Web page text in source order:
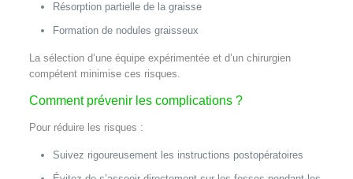
Résorption partielle de la graisse
Formation de nodules graisseux
La sélection d’une équipe expérimentée et d’un chirurgien
compétent minimise ces risques.
Comment prévenir les complications ?
Pour réduire les risques :
Suivez rigoureusement les instructions postopératoires